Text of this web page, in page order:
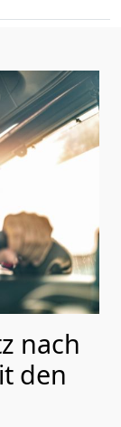
nach
den